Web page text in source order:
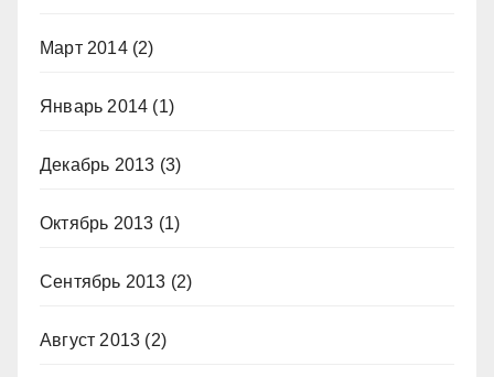
Март 2014(2)
Январь 2014 (1)
Декабрь 2013 (3)
Октябрь 2013 (1)
Сентябрь 2013 (2)
Август 2013 (2)